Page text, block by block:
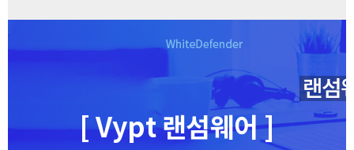
[ Vypt 랜섬웨어 ]